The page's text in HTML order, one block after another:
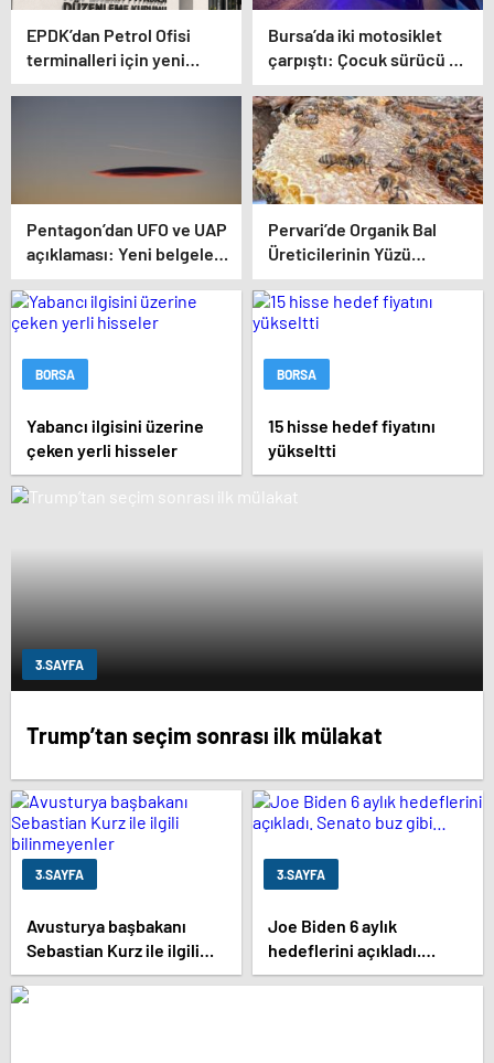
EPDK’dan Petrol Ofisi
terminalleri için yeni
tarife kararı
Bursa’da iki motosiklet
çarpıştı: Çocuk sürücü ve
yolcu yaralandı
Pentagon’dan UFO ve UAP
açıklaması: Yeni belgeler
kamuoyuyla paylaşıldı
Pervari’de Organik Bal
Üreticilerinin Yüzü
Gülecek: Bu Yıl Rekolte İyi
Seviyede Bekleniyor
BORSA
Yabancı ilgisini üzerine
çeken yerli hisseler
BORSA
15 hisse hedef fiyatını
yükseltti
3.SAYFA
Trump’tan seçim sonrası ilk mülakat
3.SAYFA
Avusturya başbakanı
Sebastian Kurz ile ilgili
bilinmeyenler
3.SAYFA
Joe Biden 6 aylık
hedeflerini açıkladı.
Senato buz gibi…